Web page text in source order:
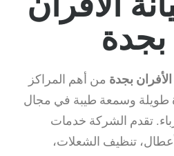
بجدة
بجدة من أهم المراكز
طويلة وسمعة طيبة في مجال
تقدم الشركة خدمات
تنظيف الشعلات،